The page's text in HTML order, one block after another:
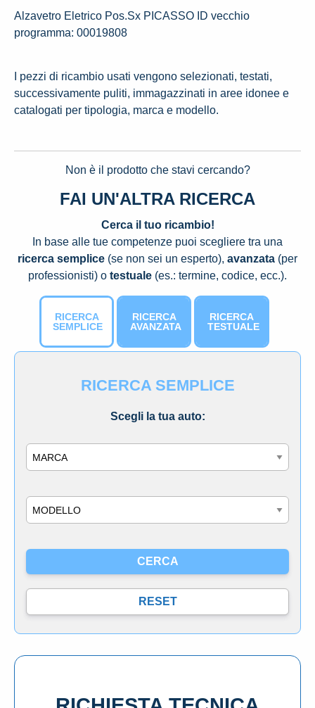
Alzavetro Eletrico Pos.Sx PICASSO ID vecchio
programma: 00019808
I pezzi di ricambio usati vengono selezionati, testati,
successivamente puliti, immagazzinati in aree idonee e
catalogati per tipologia, marca e modello.
Non è il prodotto che stavi cercando?
FAI UN'ALTRA RICERCA
Cerca il tuo ricambio!
In base alle tue competenze puoi scegliere tra una
ricerca semplice (se non sei un esperto), avanzata (per
professionisti) o testuale (es.: termine, codice, ecc.).
RICERCA
SEMPLICE
RICERCA
AVANZATA
RICERCA
TESTUALE
RICERCA SEMPLICE
Scegli la tua auto: